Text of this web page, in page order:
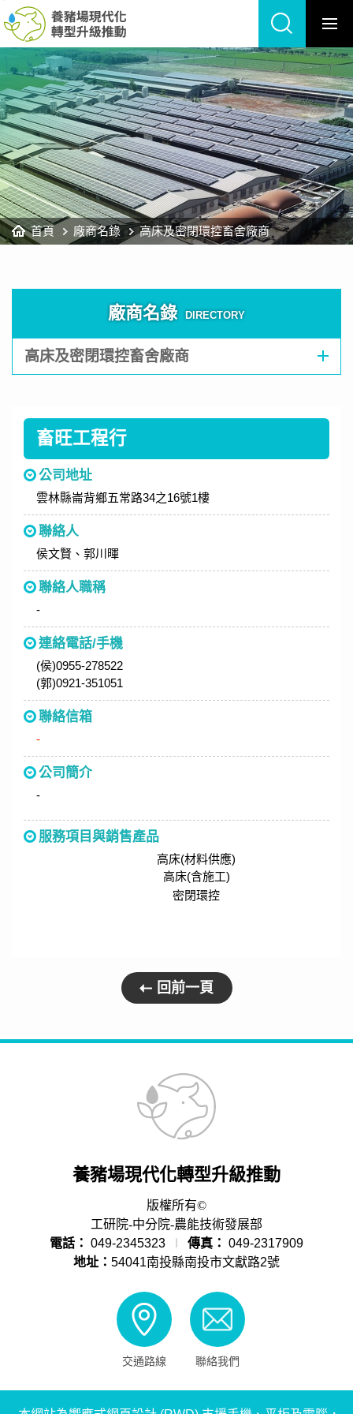
養
場
現
升
級
動
網
站
跳
主
要
首頁 廠商名錄 高床及密閉環控畜舍廠商
廠商名錄 DIRECTORY
高床及密閉環控畜舍廠商
畜旺工程行
公司地址
雲林縣崙背鄉五常路34之16號1樓
聯絡人
侯文賢、郭川暉
聯絡人職稱
-
連絡電話/手機
(侯)0955-278522
(郭)0921-351051
聯絡信箱
-
公司簡介
-
服務項目與銷售產品
高床(材料供應)
高床(含施工)
密閉環控
回前一頁
養豬場現代化轉型升級推動
版權所有©
工研院-中分院-農能技術發展部
電話： 049-2345323 傳真： 049-2317909
地址： 54041南投縣南投市文獻路2號
交通路線 聯絡我們